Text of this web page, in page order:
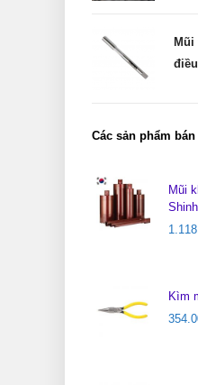
Mũi
Các sản phẩm
Mũi
Kìm